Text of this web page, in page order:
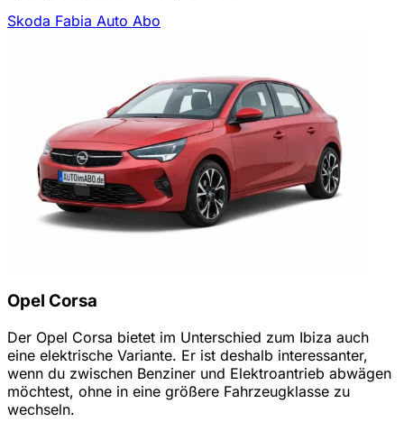
Skoda Fabia Auto Abo
Opel Corsa
Der Opel Corsa bietet im Unterschied zum Ibiza auch
eine elektrische Variante. Er ist deshalb interessanter,
wenn du zwischen Benziner und Elektroantrieb abwägen
möchtest, ohne in eine größere Fahrzeugklasse zu
wechseln.